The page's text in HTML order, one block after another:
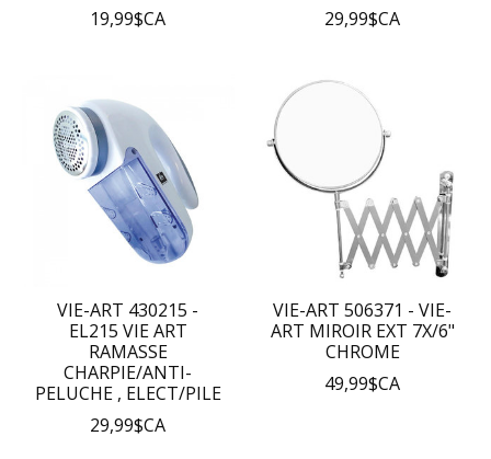
19,99$CA
29,99$CA
VIE-ART 430215 -
EL215 VIE ART
RAMASSE
CHARPIE/ANTI-
PELUCHE , ELECT/PILE
29,99$CA
VIE-ART 506371 - VIE-
ART MIROIR EXT 7X/6"
CHROME
49,99$CA